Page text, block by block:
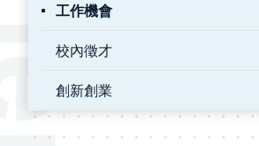
工作機會
校內徵才
創新創業